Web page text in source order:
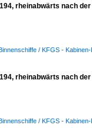
rheinabwärts nach
/ KFGS -
rheinabwärts nach
/ KFGS -